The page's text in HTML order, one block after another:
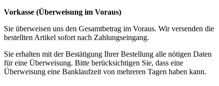
Vorkasse (Überweisung im Voraus)
Sie überweisen uns den Gesamtbetrag im Voraus. Wir versenden die
bestellten Artikel sofort nach Zahlungseingang.
Sie erhalten mit der Bestätigung Ihrer Bestellung alle nötigen Daten
für eine Überweisung. Bitte berücksichtigen Sie, dass eine
Überweisung eine Banklaufzeit von mehreren Tagen haben kann.